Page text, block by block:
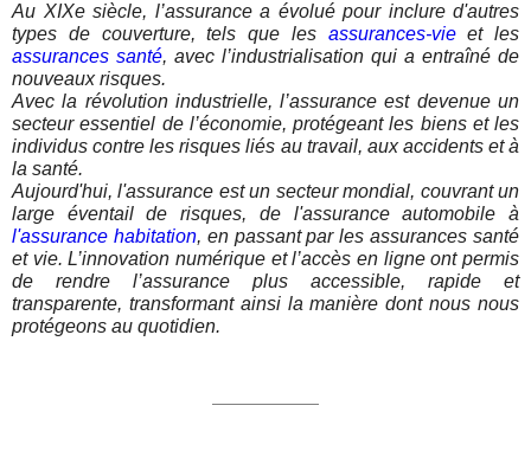
Au XIXe siècle, l’assurance a évolué pour inclure d'autres
types de couverture, tels que les assurances-vieet les
assurances santé, avec l’industrialisation qui a entraîné de
nouveaux risques.
Avec la révolution industrielle, l’assurance est devenue un
secteur essentiel de l’économie, protégeant les biens et les
individus contre les risques liés au travail, aux accidents et à
la santé.
Aujourd'hui, l'assurance est un secteur mondial, couvrant un
large éventail de risques, de l'assurance automobile à
l'assurance habitation, en passant par les assurances santé
et vie. L’innovation numérique et l’accès en ligne ont permis
de rendre l’assurance plus accessible, rapide et
transparente, transformant ainsi la manière dont nous nous
protégeons au quotidien.